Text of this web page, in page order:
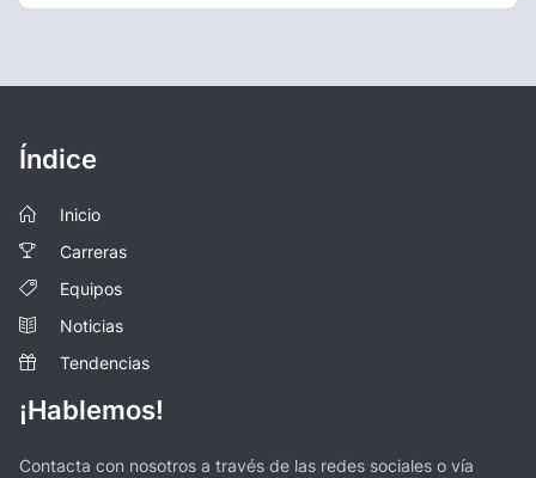
Índice
Inicio
Carreras
Equipos
Noticias
Tendencias
¡Hablemos!
Contacta con nosotros a través de las redes sociales o vía